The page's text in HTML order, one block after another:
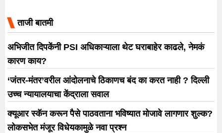
ताजी बातमी
अभिजीत दिपकेंनी PSI अधिकाऱ्याला थेट घराबाहेर काढले, नेमकं
कारण काय?
‘जंतर-मंतर’वरील आंदोलनाचे ठिकाणच बंद का करत नाही ? दिल्ली
उच्च न्यायालयाचा केंद्राला सवाल
क्यूआर स्कॅन करून पैसे पाठवताना भविष्यात मोजावे लागणार शुल्क?
लोकसभेत मंजूर विधेयकामुळे नवा प्रश्न